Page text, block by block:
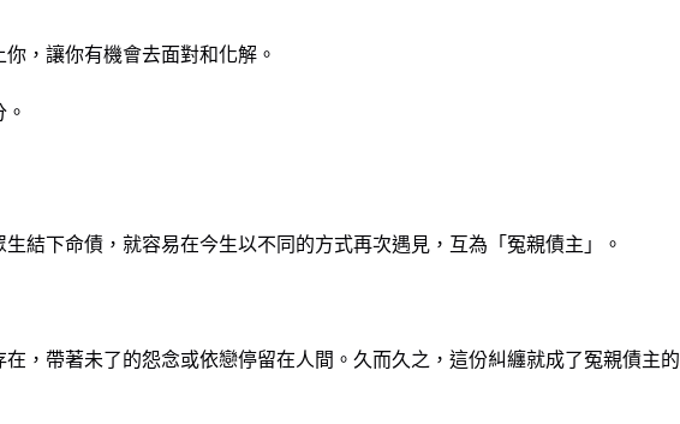
，讓你有機會去面對和化解。
結下命債，就容易在今生以不同的方式再次遇見，互為「冤親債主」。
，帶著未了的怨念或依戀停留在人間。久而久之，這份糾纏就成了冤親債主的